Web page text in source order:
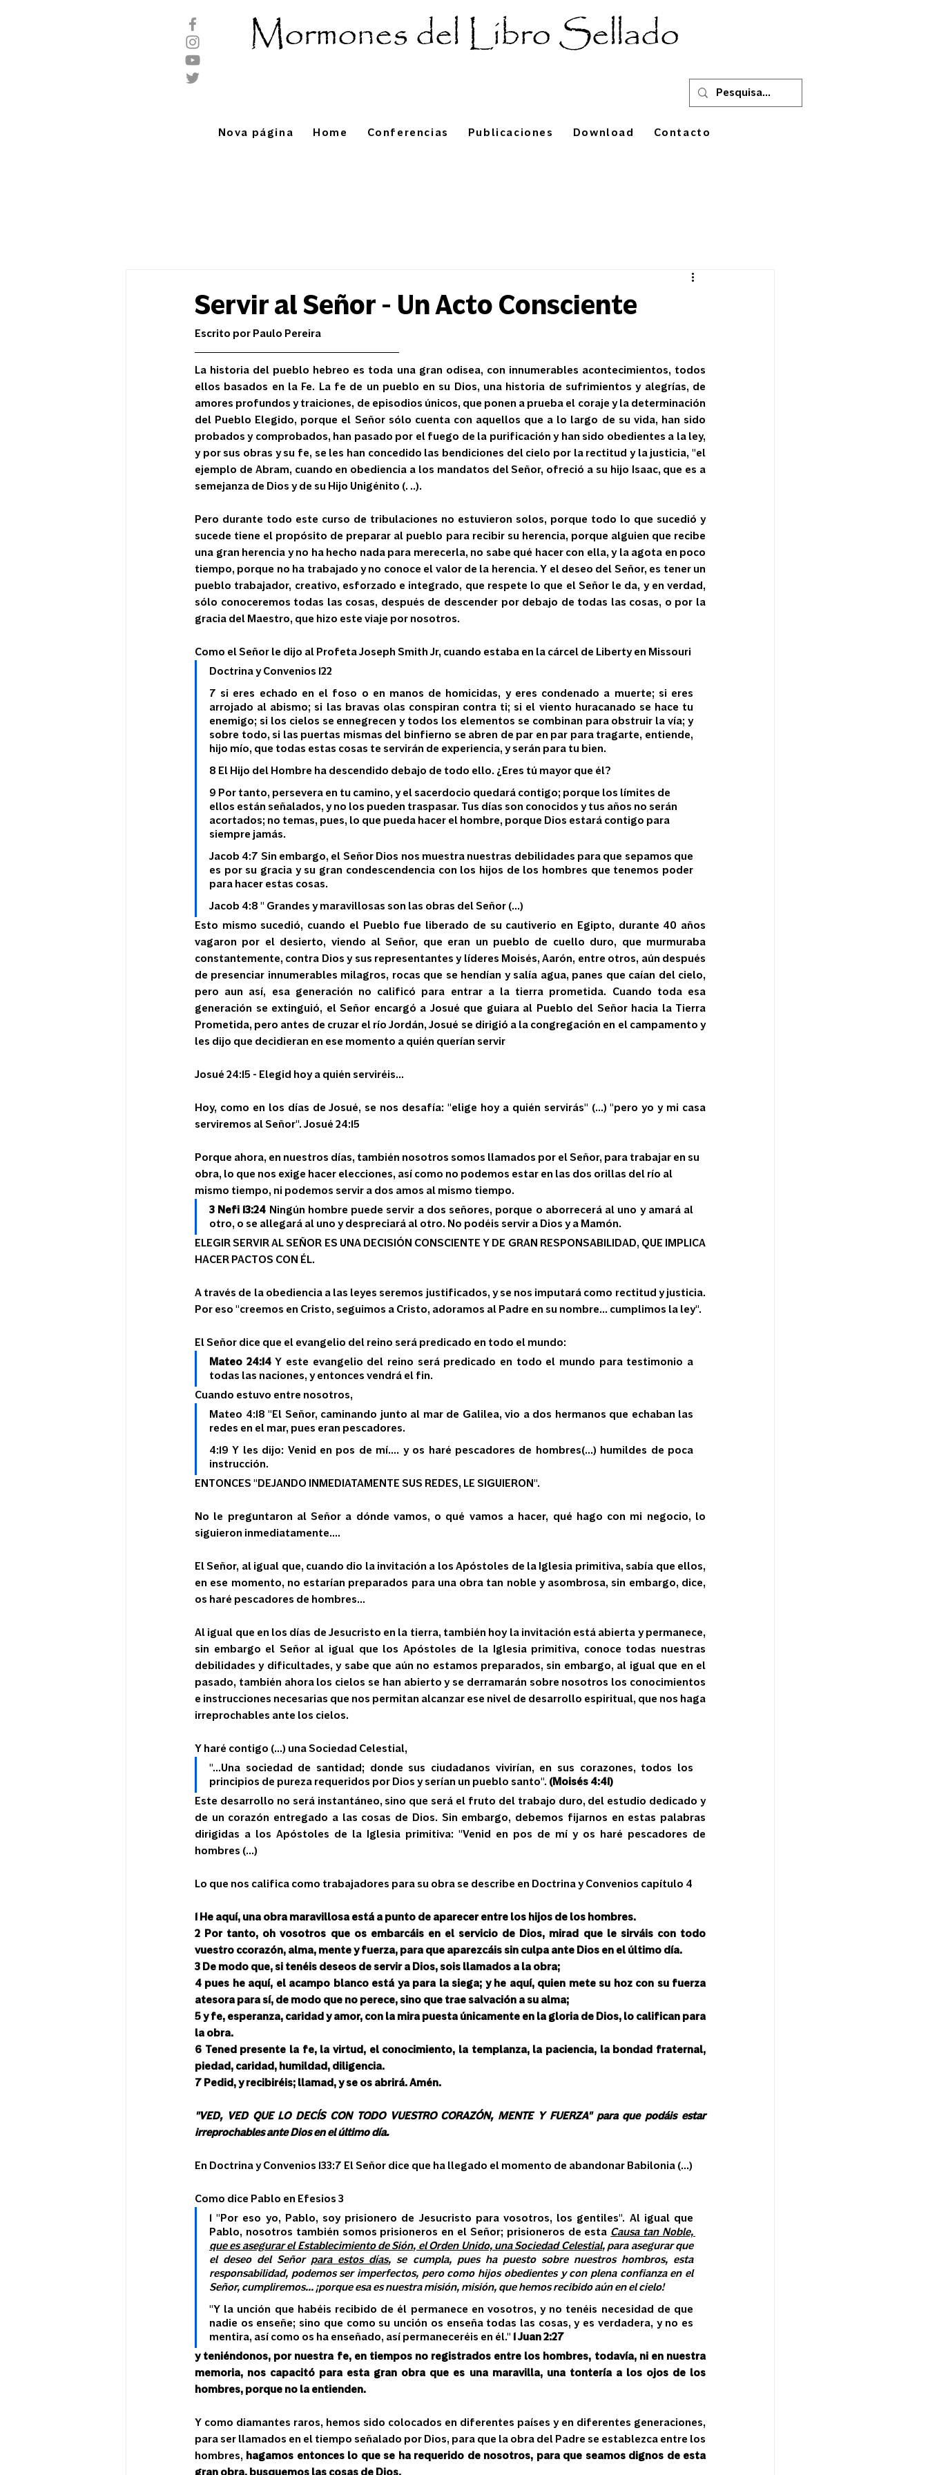
Mormones del Libro Sellado
Nova página Home Conferencias Publicaciones Download Contacto
Servir al Señor - Un Acto Consciente
Escrito por Paulo Pereira
La historia del pueblo hebreo es toda una gran odisea, con innumerables acontecimientos, todos
ellos basados en la Fe. La fe de un pueblo en su Dios, una historia de sufrimientos y alegrías, de
amores profundos y traiciones, de episodios únicos, que ponen a prueba el coraje y la determinación
del Pueblo Elegido, porque el Señor sólo cuenta con aquellos que a lo largo de su vida, han sido
probados y comprobados, han pasado por el fuego de la purificación y han sido obedientes a la ley,
y por sus obras y su fe, se les han concedido las bendiciones del cielo por la rectitud y la justicia, "el
ejemplo de Abram, cuando en obediencia a los mandatos del Señor, ofreció a su hijo Isaac, que es a
semejanza de Dios y de su Hijo Unigénito (. ..).
Pero durante todo este curso de tribulaciones no estuvieron solos, porque todo lo que sucedió y
sucede tiene el propósito de preparar al pueblo para recibir su herencia, porque alguien que recibe
una gran herencia y no ha hecho nada para merecerla, no sabe qué hacer con ella, y la agota en poco
tiempo, porque no ha trabajado y no conoce el valor de la herencia. Y el deseo del Señor, es tener un
pueblo trabajador, creativo, esforzado e integrado, que respete lo que el Señor le da, y en verdad,
sólo conoceremos todas las cosas, después de descender por debajo de todas las cosas, o por la
gracia del Maestro, que hizo este viaje por nosotros.
Como el Señor le dijo al Profeta Joseph Smith Jr, cuando estaba en la cárcel de Liberty en Missouri
Doctrina y Convenios 122
7 si eres echado en el foso o en manos de homicidas, y eres condenado a muerte; si eres
arrojado al abismo; si las bravas olas conspiran contra ti; si el viento huracanado se hace tu
enemigo; si los cielos se ennegrecen y todos los elementos se combinan para obstruir la vía; y
sobre todo, si las puertas mismas del binfierno se abren de par en par para tragarte, entiende,
hijo mío, que todas estas cosas te servirán de experiencia, y serán para tu bien.
8 El Hijo del Hombre ha descendido debajo de todo ello. ¿Eres tú mayor que él?
9 Por tanto, persevera en tu camino, y el sacerdocio quedará contigo; porque los límites de
ellos están señalados, y no los pueden traspasar. Tus días son conocidos y tus años no serán
acortados; no temas, pues, lo que pueda hacer el hombre, porque Dios estará contigo para
siempre jamás.
Jacob 4:7 Sin embargo, el Señor Dios nos muestra nuestras debilidades para que sepamos que
es por su gracia y su gran condescendencia con los hijos de los hombres que tenemos poder
para hacer estas cosas.
Jacob 4:8 " Grandes y maravillosas son las obras del Señor (...)
Esto mismo sucedió, cuando el Pueblo fue liberado de su cautiverio en Egipto, durante 40 años
vagaron por el desierto, viendo al Señor, que eran un pueblo de cuello duro, que murmuraba
constantemente, contra Dios y sus representantes y líderes Moisés, Aarón, entre otros, aún después
de presenciar innumerables milagros, rocas que se hendían y salía agua, panes que caían del cielo,
pero aun así, esa generación no calificó para entrar a la tierra prometida. Cuando toda esa
generación se extinguió, el Señor encargó a Josué que guiara al Pueblo del Señor hacia la Tierra
Prometida, pero antes de cruzar el río Jordán, Josué se dirigió a la congregación en el campamento y
les dijo que decidieran en ese momento a quién querían servir
Josué 24:15 - Elegid hoy a quién serviréis...
Hoy, como en los días de Josué, se nos desafía: "elige hoy a quién servirás" (...) "pero yo y mi casa
serviremos al Señor". Josué 24:15
Porque ahora, en nuestros días, también nosotros somos llamados por el Señor, para trabajar en su
obra, lo que nos exige hacer elecciones, así como no podemos estar en las dos orillas del río al
mismo tiempo, ni podemos servir a dos amos al mismo tiempo.
3 Nefi 13:24 Ningún hombre puede servir a dos señores, porque o aborrecerá al uno y amará al
otro, o se allegará al uno y despreciará al otro. No podéis servir a Dios y a Mamón.
ELEGIR SERVIR AL SEÑOR ES UNA DECISIÓN CONSCIENTE Y DE GRAN RESPONSABILIDAD, QUE IMPLICA
HACER PACTOS CON ÉL.
A través de la obediencia a las leyes seremos justificados, y se nos imputará como rectitud y justicia.
Por eso "creemos en Cristo, seguimos a Cristo, adoramos al Padre en su nombre... cumplimos la ley".
El Señor dice que el evangelio del reino será predicado en todo el mundo:
Mateo 24:14 Y este evangelio del reino será predicado en todo el mundo para testimonio a
todas las naciones, y entonces vendrá el fin.
Cuando estuvo entre nosotros,
Mateo 4:18 "El Señor, caminando junto al mar de Galilea, vio a dos hermanos que echaban las
redes en el mar, pues eran pescadores.
4:19 Y les dijo: Venid en pos de mí.... y os haré pescadores de hombres(...) humildes de poca
instrucción.
ENTONCES "DEJANDO INMEDIATAMENTE SUS REDES, LE SIGUIERON".
No le preguntaron al Señor a dónde vamos, o qué vamos a hacer, qué hago con mi negocio, lo
siguieron inmediatamente....
El Señor, al igual que, cuando dio la invitación a los Apóstoles de la Iglesia primitiva, sabía que ellos,
en ese momento, no estarían preparados para una obra tan noble y asombrosa, sin embargo, dice,
os haré pescadores de hombres...
Al igual que en los días de Jesucristo en la tierra, también hoy la invitación está abierta y permanece,
sin embargo el Señor al igual que los Apóstoles de la Iglesia primitiva, conoce todas nuestras
debilidades y dificultades, y sabe que aún no estamos preparados, sin embargo, al igual que en el
pasado, también ahora los cielos se han abierto y se derramarán sobre nosotros los conocimientos
e instrucciones necesarias que nos permitan alcanzar ese nivel de desarrollo espiritual, que nos haga
irreprochables ante los cielos.
Y haré contigo (...) una Sociedad Celestial,
"...Una sociedad de santidad; donde sus ciudadanos vivirían, en sus corazones, todos los
principios de pureza requeridos por Dios y serían un pueblo santo". (Moisés 4:41)
Este desarrollo no será instantáneo, sino que será el fruto del trabajo duro, del estudio dedicado y
de un corazón entregado a las cosas de Dios. Sin embargo, debemos fijarnos en estas palabras
dirigidas a los Apóstoles de la Iglesia primitiva: "Venid en pos de mí y os haré pescadores de
hombres (...)
Lo que nos califica como trabajadores para su obra se describe en Doctrina y Convenios capítulo 4
1 He aquí, una obra maravillosa está a punto de aparecer entre los hijos de los hombres.
2 Por tanto, oh vosotros que os embarcáis en el servicio de Dios, mirad que le sirváis con todo
vuestro ccorazón, alma, mente y fuerza, para que aparezcáis sin culpa ante Dios en el último día.
3 De modo que, si tenéis deseos de servir a Dios, sois llamados a la obra;
4 pues he aquí, el acampo blanco está ya para la siega; y he aquí, quien mete su hoz con su fuerza
atesora para sí, de modo que no perece, sino que trae salvación a su alma;
5 y fe, esperanza, caridad y amor, con la mira puesta únicamente en la gloria de Dios, lo califican para
la obra.
6 Tened presente la fe, la virtud, el conocimiento, la templanza, la paciencia, la bondad fraternal,
piedad, caridad, humildad, diligencia.
7 Pedid, y recibiréis; llamad, y se os abrirá. Amén.
"VED, VED QUE LO DECÍS CON TODO VUESTRO CORAZÓN, MENTE Y FUERZA" para que podáis estar
irreprochables ante Dios en el último día.
En Doctrina y Convenios 133:7 El Señor dice que ha llegado el momento de abandonar Babilonia (...)
Como dice Pablo en Efesios 3
1 "Por eso yo, Pablo, soy prisionero de Jesucristo para vosotros, los gentiles". Al igual que
Pablo, nosotros también somos prisioneros en el Señor; prisioneros de esta Causa tan Noble,
que es asegurar el Establecimiento de Sión, el Orden Unido, una Sociedad Celestial, para asegurar que
el deseo del Señor para estos días, se cumpla, pues ha puesto sobre nuestros hombros, esta
responsabilidad, podemos ser imperfectos, pero como hijos obedientes y con plena confianza en el
Señor, cumpliremos... ¡porque esa es nuestra misión, misión, que hemos recibido aún en el cielo!
"Y la unción que habéis recibido de él permanece en vosotros, y no tenéis necesidad de que
nadie os enseñe; sino que como su unción os enseña todas las cosas, y es verdadera, y no es
mentira, así como os ha enseñado, así permaneceréis en él." 1 Juan 2:27
y teniéndonos, por nuestra fe, en tiempos no registrados entre los hombres, todavía, ni en nuestra
memoria, nos capacitó para esta gran obra que es una maravilla, una tontería a los ojos de los
hombres, porque no la entienden.
Y como diamantes raros, hemos sido colocados en diferentes países y en diferentes generaciones,
para ser llamados en el tiempo señalado por Dios, para que la obra del Padre se establezca entre los
hombres, hagamos entonces lo que se ha requerido de nosotros, para que seamos dignos de esta
gran obra, busquemos las cosas de Dios.